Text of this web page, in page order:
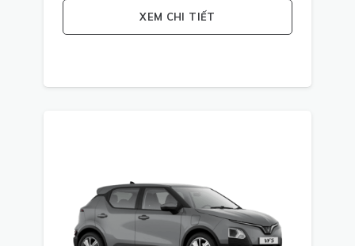
XEM CHI TIẾT